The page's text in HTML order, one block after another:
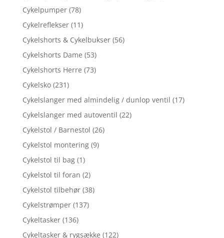
Cykelpumper (78)
Cykelreflekser (11)
Cykelshorts & Cykelbukser (56)
Cykelshorts Dame (53)
Cykelshorts Herre (73)
Cykelsko (231)
Cykelslanger med almindelig / dunlop ventil (17)
Cykelslanger med autoventil (22)
Cykelstol / Barnestol (26)
Cykelstol montering (9)
Cykelstol til bag (1)
Cykelstol til foran (2)
Cykelstol tilbehør (38)
Cykelstrømper (137)
Cykeltasker (136)
Cykeltasker & rygsække (122)